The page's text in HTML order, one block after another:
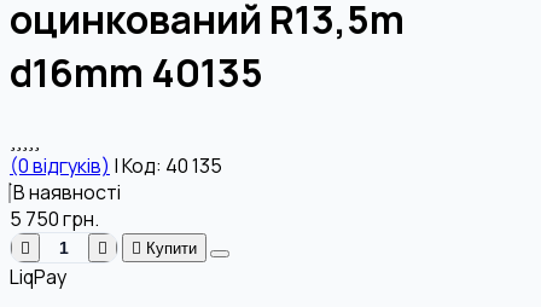
оцинкований R13,5m
d16mm 40135
(0 відгуків) |Код: 40 135
В наявності
5 750грн.
Купити
LiqPay